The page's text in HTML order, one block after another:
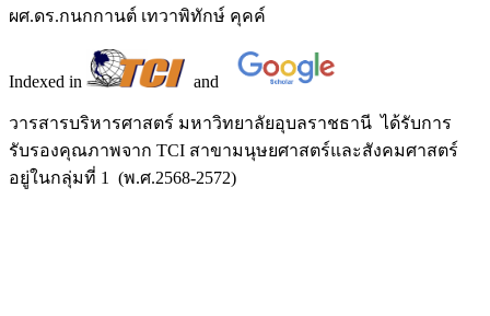
ผศ.ดร.กนกกานต์ เทวาพิทักษ์ คุคค์
Indexed in and
วารสารบริหารศาสตร์ มหาวิทยาลัยอุบลราชธานี ได้รับการ
รับรองคุณภาพจาก TCI สาขามนุษยศาสตร์และสังคมศาสตร์
อยู่ในกลุ่มที่ 1 (พ.ศ.2568-2572)